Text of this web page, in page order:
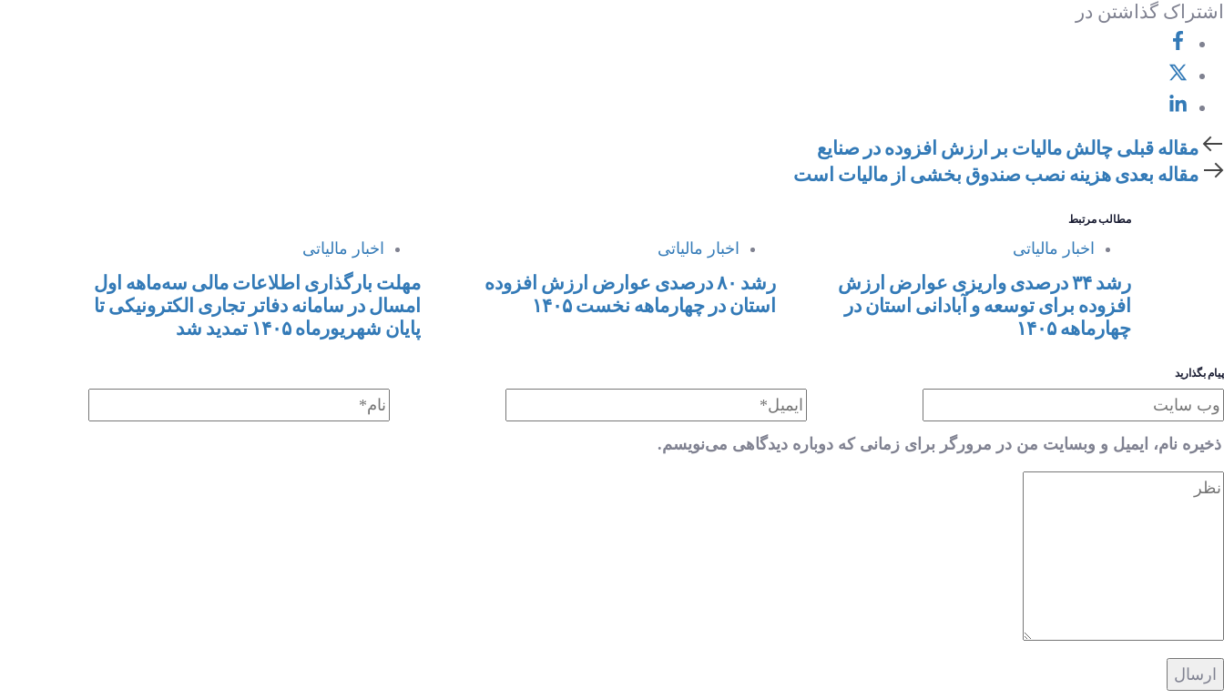
اشتراک گذاشتن در
مقاله
قبلی
مقاله قبلیچالش مالیات بر ارزش افزوده در صنایع
مقالهمقاله بعدیهزینه نصب صندوق بخشی از مالیات است
مطالب مرتبط
اخبار مالیاتی
مهلت بارگذاری اطلاعات مالی سه‌ماهه اول
امسال در سامانه دفاتر تجاری الکترونیکی تا
پایان شهریورماه ۱۴۰۵ تمدید شد
اخبار مالیاتی
رشد ۸۰ درصدی عوارض ارزش افزوده
استان در چهارماهه نخست ۱۴۰۵
اخبار مالیاتی
رشد ۳۴ درصدی واریزی عوارض ارزش
افزوده برای توسعه و آبادانی استان در
چهارماهه ۱۴۰۵
پیام بگذارید
ذخیره نام، ایمیل و وبسایت من در مرورگر برای زمانی که دوباره دیدگاهی می‌نویسم.